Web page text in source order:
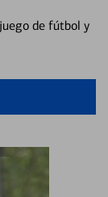
de fútbol y